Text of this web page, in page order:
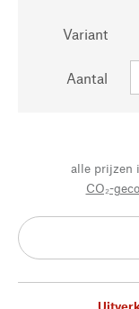
Variant
Aantal
alle prijzen
CO₂-